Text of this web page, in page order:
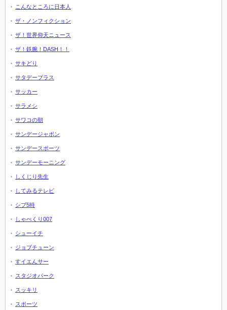
こんなところに日本人
ザ・ノンフィクション
ザ！世界仰天ニュース
ザ！鉄腕！DASH！！
サキどり
サタデープラス
サッカー
サラメシ
サワコの朝
サンデージャポン
サンデースポーツ
サンデーモーニング
しくじり先生
してみるテレビ
シブ5時
しゃべくり007
シューイチ
ジョブチューン
すイエんサー
スタジオパーク
スッキリ
スポーツ